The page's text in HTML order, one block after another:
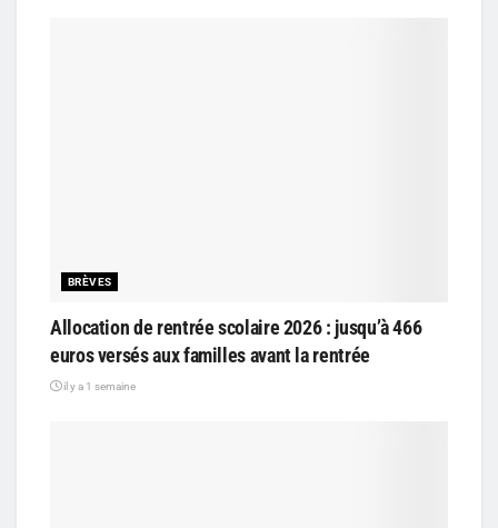
BRÈVES
Allocation de rentrée scolaire 2026 : jusqu’à 466
euros versés aux familles avant la rentrée
il y a 1 semaine